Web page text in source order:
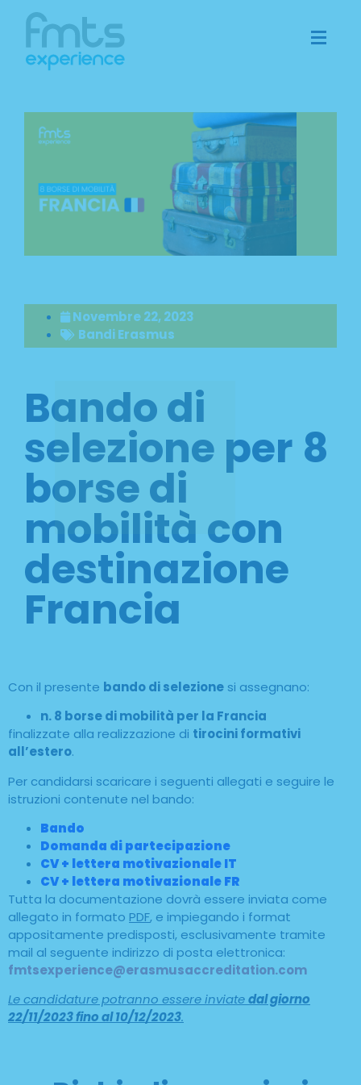
Novembre 22, 2023
Bandi Erasmus
Bando di
selezione per 8
borse di
mobilità con
destinazione
Francia
Con il presente bando di selezione si assegnano:
n. 8 borse di mobilità per la Francia
finalizzate alla realizzazione di tirocini formativi
all’estero.
Per candidarsi scaricare i seguenti allegati e seguire le
istruzioni contenute nel bando:
Bando
Domanda di partecipazione
CV + lettera motivazionale IT
CV + lettera motivazionale FR
Tutta la documentazione dovrà essere inviata come
allegato in formato PDF, e impiegando i format
appositamente predisposti, esclusivamente tramite
mail al seguente indirizzo di posta elettronica:
fmtsexperience@erasmusaccreditation.com
Le candidature potranno essere inviatedal giorno
22/11/2023 fino al 10/12/2023.